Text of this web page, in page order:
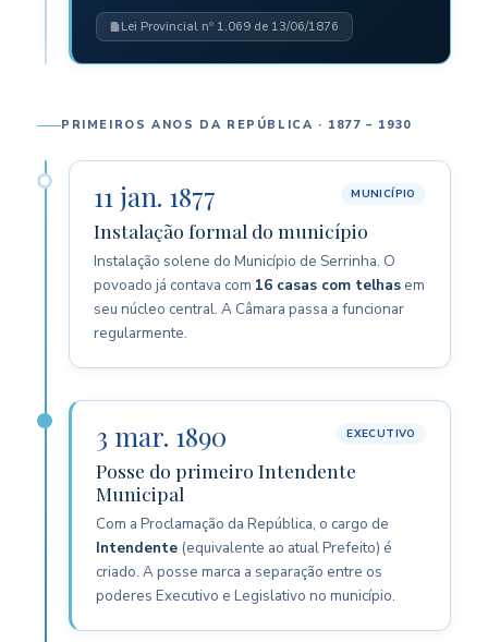
Lei Provincial nº 1.069 de 13/06/1876
PRIMEIROS ANOS DA REPÚBLICA · 1877 – 1930
11 jan. 1877 MUNICÍPIO
Instalação formal do município
Instalação solene do Município de Serrinha. O
povoado já contava com 16 casas com telhas em
seu núcleo central. A Câmara passa a funcionar
regularmente.
3 mar. 1890 EXECUTIVO
Posse do primeiro Intendente
Municipal
Com a Proclamação da República, o cargo de
Intendente (equivalente ao atual Prefeito) é
criado. A posse marca a separação entre os
poderes Executivo e Legislativo no município.